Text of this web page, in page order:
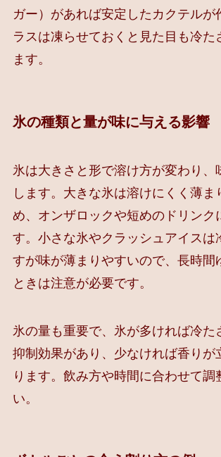
ガー）があれば安定したカクテルが
ラスは凍らせておくと見た目も冷た
ます。
氷の種類と量が味に与える影響
氷は大きさと形で溶け方が変わり、
します。大きな氷は溶けにくく薄ま
め、オンザロックや短めのドリンク
す。小さな氷やクラッシュアイスは
すが味が薄まりやすいので、長時間
ときは注意が必要です。
氷の量も重要で、氷が多ければ冷た
抑制効果があり、少なければ香りが
ります。飲み方や時間に合わせて調
い。